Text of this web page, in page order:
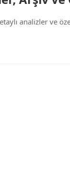
analizler ve